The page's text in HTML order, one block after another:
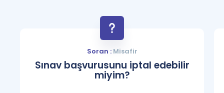
Soran :Misafir
Sınav başvurusunu iptal edebilir
miyim?